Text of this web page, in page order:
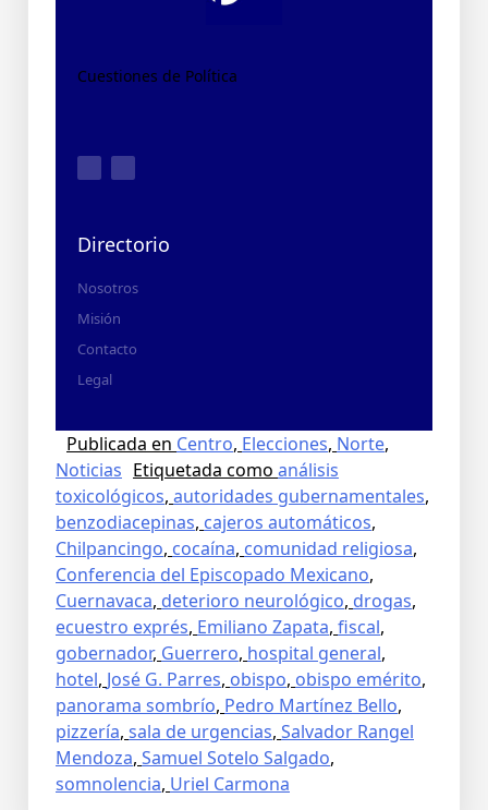
Cuestiones de Política
Directorio
Nosotros
Misión
Contacto
Legal
Publicada en Centro, Elecciones, Norte,
Noticias Etiquetada como análisis
toxicológicos, autoridades gubernamentales,
benzodiacepinas, cajeros automáticos,
Chilpancingo, cocaína, comunidad religiosa,
Conferencia del Episcopado Mexicano,
Cuernavaca, deterioro neurológico, drogas,
ecuestro exprés, Emiliano Zapata, fiscal,
gobernador, Guerrero, hospital general,
hotel, José G. Parres, obispo, obispo emérito,
panorama sombrío, Pedro Martínez Bello,
pizzería, sala de urgencias, Salvador Rangel
Mendoza, Samuel Sotelo Salgado,
somnolencia, Uriel Carmona